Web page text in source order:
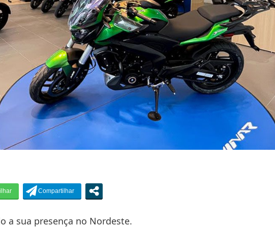
a sua presença no Nordeste.